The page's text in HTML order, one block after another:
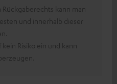
kann man
und innerhalb dieser
Risiko ein und kann